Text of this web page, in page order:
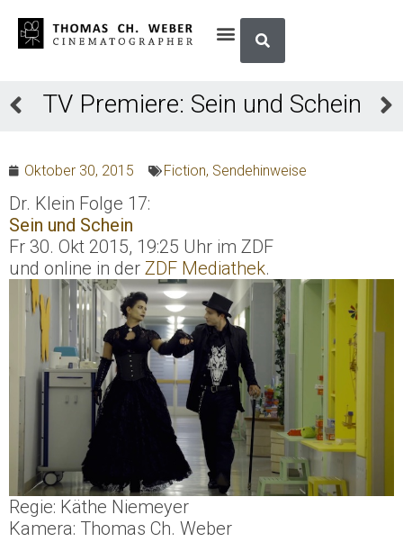
TV Premiere: Sein und Schein
Oktober 30, 2015 Fiction, Sendehinweise
Dr. Klein Folge 17:
Sein und Schein
Fr 30. Okt 2015, 19:25 Uhr im ZDF
und online in der ZDF Mediathek.
Regie: Käthe Niemeyer
Kamera: Thomas Ch. Weber